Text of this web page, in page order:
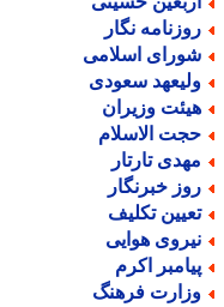
نگار
اسلامی
سعودی
وزیران
الاسلام
تارتار
خبرنگار
تکلیف
هوایی
اکرم
فرهنگ